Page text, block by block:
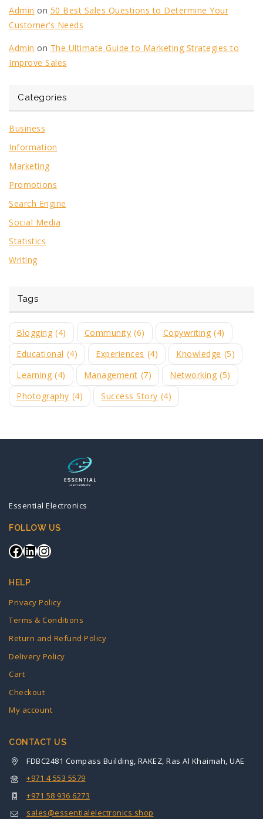
Admin on 50 Best Sales Questions to Determine Your
Customer’s Needs
Admin on The Ultimate Guide to Marketing Strategies to
Improve Sales
Categories
Business
Information
Marketing
Promotions
Search Engine
Social Media
Statistics
Writing
Tags
Blogging (4) Community (6) Copywriting (4)
Educational (4) Experiences (4) Knowledge (5)
Learning (4) Management (7) Networking (5)
Photography (4) Success Story (4)
Essential Electronics
FOLLOW US
HELP
Privacy Policy
Terms & Conditions
Return and Refund Policy
Delivery Policy
Cart
Checkout
My account
CONTACT US
FDBC2481 Compass Building, RAKEZ, Ras Al Khaimah, UAE
+971 4 553 5579
+971 58 936 6273
sales@essentialelectronics.shop